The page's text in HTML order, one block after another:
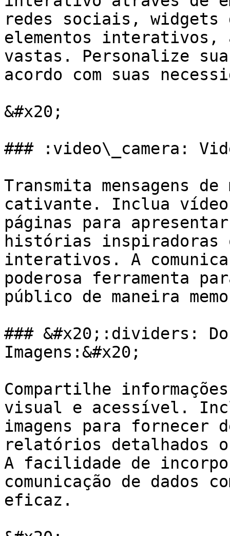
redes sociais,
elementos interativos,
vastas. Personalize
acordo com suas
&#x20;
### :video\_camera:
Transmita mensagens
cativante. Inclua
páginas para
histórias
interativos. A
poderosa ferramenta
público de maneira
### &#x20;:dividers:
Imagens:&#x20;
Compartilhe
visual e acessível.
imagens para fornecer
relatórios detalhados
A facilidade de
comunicação de dados
eficaz.